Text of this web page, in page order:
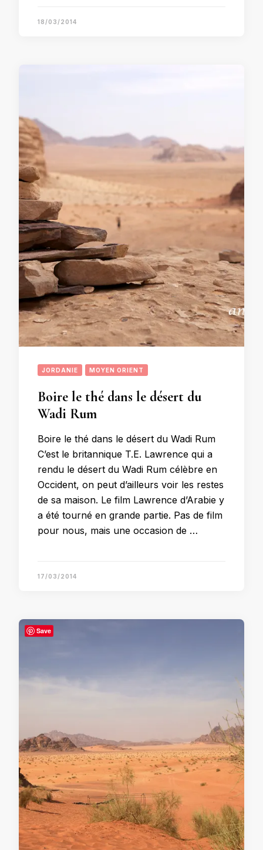
18/03/2014
JORDANIE MOYEN ORIENT
Boire le thé dans le désert du
Wadi Rum
Boire le thé dans le désert du Wadi Rum
C’est le britannique T.E. Lawrence qui a
rendu le désert du Wadi Rum célèbre en
Occident, on peut d’ailleurs voir les restes
de sa maison. Le film Lawrence d’Arabie y
a été tourné en grande partie. Pas de film
pour nous, mais une occasion de …
17/03/2014
Save